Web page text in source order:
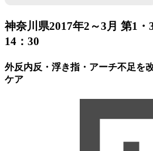
神奈川県2017年2～3月 第1・
14：30
外反内反・浮き指・アーチ不足を
ケア